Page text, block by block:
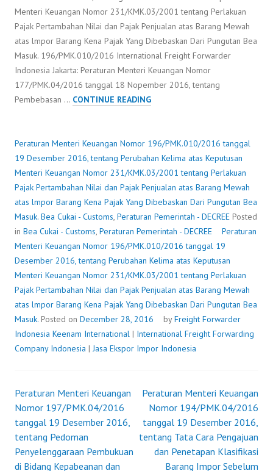
Menteri Keuangan Nomor 231/KMK.03/2001 tentang Perlakuan
Pajak Pertambahan Nilai dan Pajak Penjualan atas Barang Mewah
atas lmpor Barang Kena Pajak Yang Dibebaskan Dari Pungutan Bea
Masuk. 196/PMK.010/2016 International Freight Forwarder
Indonesia Jakarta: Peraturan Menteri Keuangan Nomor
177/PMK.04/2016 tanggal 18 Nopember 2016, tentang
Pembebasan … CONTINUE READINGPERATURAN
NOMOR
196/PMK.010/2016
TANGGAL
19
DESEMBER
2016,
TENTANG
PERUBAHAN
KELIMA
ATAS
KEPUTUSAN
MENTERI
KEUANGAN
NOMOR
231/KMK.03/2001
PAJAK
PERTAMBAHAN
NILAI
DAN
PAJAK
PENJUALAN
Peraturan Menteri Keuangan Nomor 196/PMK.010/2016 tanggal
19 Desember 2016, tentang Perubahan Kelima atas Keputusan
Menteri Keuangan Nomor 231/KMK.03/2001 tentang Perlakuan
Pajak Pertambahan Nilai dan Pajak Penjualan atas Barang Mewah
atas lmpor Barang Kena Pajak Yang Dibebaskan Dari Pungutan Bea
Masuk. Bea Cukai - Customs, Peraturan Pemerintah - DECREE Posted
in Bea Cukai - Customs, Peraturan Pemerintah - DECREE
Peraturan
Menteri Keuangan Nomor 196/PMK.010/2016 tanggal 19
Desember 2016, tentang Perubahan Kelima atas Keputusan
Menteri Keuangan Nomor 231/KMK.03/2001 tentang Perlakuan
Pajak Pertambahan Nilai dan Pajak Penjualan atas Barang Mewah
atas lmpor Barang Kena Pajak Yang Dibebaskan Dari Pungutan Bea
Masuk. Posted on December 28, 2016 byFreight Forwarder
Indonesia Keenam International | International Freight Forwarding
Company Indonesia |Jasa Ekspor Impor Indonesia
Post
navigation
Peraturan Menteri Keuangan
Nomor 197/PMK.04/2016
tanggal 19 Desember 2016,
tentang Pedoman
Penyelenggaraan Pembukuan
di Bidang Kepabeanan dan
Peraturan Menteri Keuangan
Nomor 194/PMK.04/2016
tanggal 19 Desember 2016,
tentang Tata Cara Pengajuan
dan Penetapan Klasifikasi
Barang Impor Sebelum